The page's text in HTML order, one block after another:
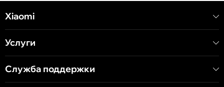
Xiaomi
Услуги
Служба поддержки